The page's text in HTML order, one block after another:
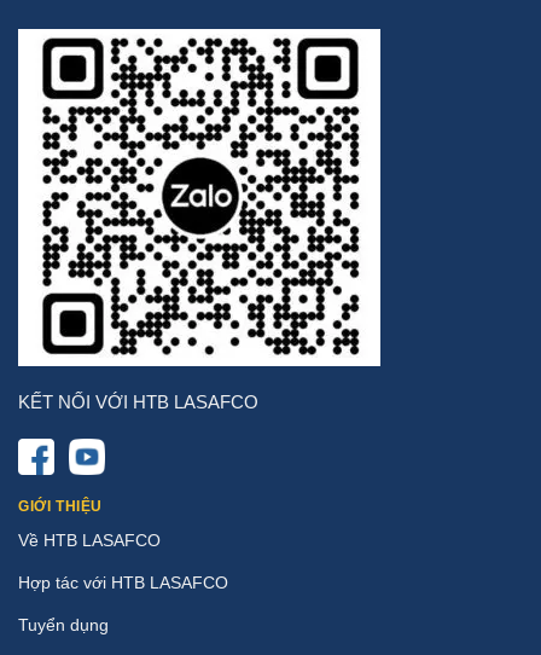
KẾT NỐI VỚI HTB LASAFCO
GIỚI THIỆU
Về HTB LASAFCO
Hợp tác với HTB LASAFCO
Tuyển dụng